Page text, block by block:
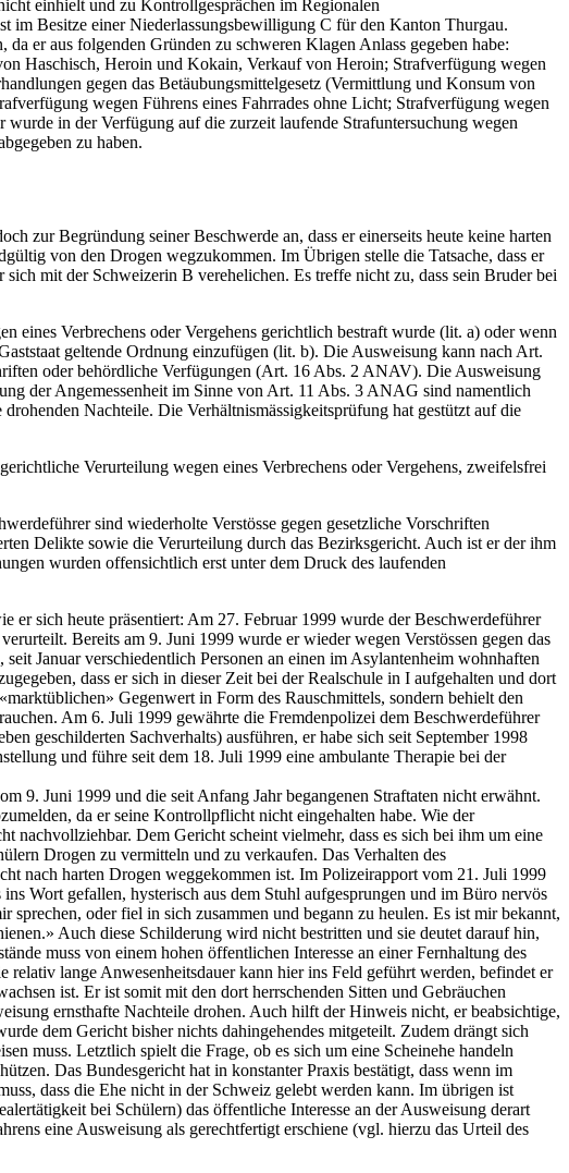
einhielt und zu Kontrollgesprächen im Regionalen
im Besitze einer Niederlassungsbewilligung C für den Kanton Thurgau.
er aus folgenden Gründen zu schweren Klagen Anlass gegeben habe:
Haschisch, Heroin und Kokain, Verkauf von Heroin; Strafverfügung wegen
gegen das Betäubungsmittelgesetz (Vermittlung und Konsum von
wegen Führens eines Fahrrades ohne Licht; Strafverfügung wegen
in der Verfügung auf die zurzeit laufende Strafuntersuchung wegen
zu haben.
zur Begründung seiner Beschwerde an, dass er einerseits heute keine harten
von den Drogen wegzukommen. Im Übrigen stelle die Tatsache, dass er
mit der Schweizerin B verehelichen. Es treffe nicht zu, dass sein Bruder bei
eines Verbrechens oder Vergehens gerichtlich bestraft wurde (lit. a) oder wenn
geltende Ordnung einzufügen (lit. b). Die Ausweisung kann nach Art.
oder behördliche Verfügungen (Art. 16 Abs. 2 ANAV). Die Ausweisung
der Angemessenheit im Sinne von Art. 11 Abs. 3 ANAG sind namentlich
Nachteile. Die Verhältnismässigkeitsprüfung hat gestützt auf die
Verurteilung wegen eines Verbrechens oder Vergehens, zweifelsfrei
sind wiederholte Verstösse gegen gesetzliche Vorschriften
Delikte sowie die Verurteilung durch das Bezirksgericht. Auch ist er der ihm
wurden offensichtlich erst unter dem Druck des laufenden
er sich heute präsentiert: Am 27. Februar 1999 wurde der Beschwerdeführer
Bereits am 9. Juni 1999 wurde er wieder wegen Verstössen gegen das
Januar verschiedentlich Personen an einen im Asylantenheim wohnhaften
dass er sich in dieser Zeit bei der Realschule in I aufgehalten und dort
Gegenwert in Form des Rauschmittels, sondern behielt den
Am 6. Juli 1999 gewährte die Fremdenpolizei dem Beschwerdeführer
geschilderten Sachverhalts) ausführen, er habe sich seit September 1998
und führe seit dem 18. Juli 1999 eine ambulante Therapie bei der
9. Juni 1999 und die seit Anfang Jahr begangenen Straftaten nicht erwähnt.
da er seine Kontrollpflicht nicht eingehalten habe. Wie der
nachvollziehbar. Dem Gericht scheint vielmehr, dass es sich bei ihm um eine
Drogen zu vermitteln und zu verkaufen. Das Verhalten des
nach harten Drogen weggekommen ist. Im Polizeirapport vom 21. Juli 1999
Wort gefallen, hysterisch aus dem Stuhl aufgesprungen und im Büro nervös
oder fiel in sich zusammen und begann zu heulen. Es ist mir bekannt,
Auch diese Schilderung wird nicht bestritten und sie deutet darauf hin,
muss von einem hohen öffentlichen Interesse an einer Fernhaltung des
lange Anwesenheitsdauer kann hier ins Feld geführt werden, befindet er
ist. Er ist somit mit den dort herrschenden Sitten und Gebräuchen
ernsthafte Nachteile drohen. Auch hilft der Hinweis nicht, er beabsichtige,
dem Gericht bisher nichts dahingehendes mitgeteilt. Zudem drängt sich
muss. Letztlich spielt die Frage, ob es sich um eine Scheinehe handeln
Das Bundesgericht hat in konstanter Praxis bestätigt, dass wenn im
dass die Ehe nicht in der Schweiz gelebt werden kann. Im übrigen ist
bei Schülern) das öffentliche Interesse an der Ausweisung derart
eine Ausweisung als gerechtfertigt erschiene (vgl. hierzu das Urteil des